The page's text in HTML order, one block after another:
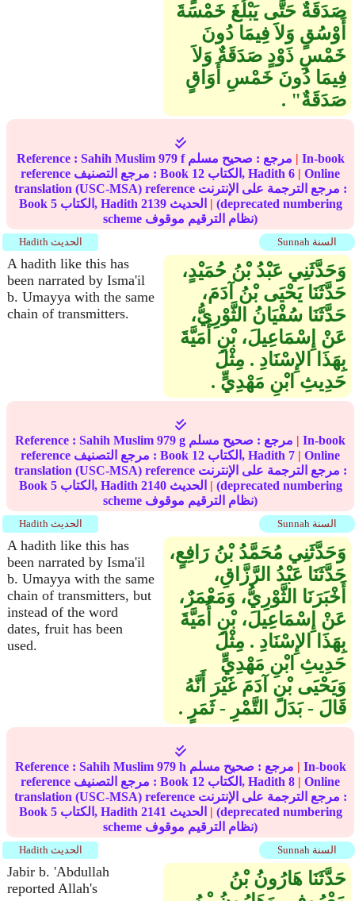
صَدَقَةٌ حَتَّى يَبْلُغَ خَمْسَةَ
أَوْسُقٍ وَلاَ فِيمَا دُونَ
خَمْسِ ذَوْدٍ صَدَقَةٌ وَلاَ
فِيمَا دُونَ خَمْسِ أَوَاقٍ
صَدَقَةٌ‏"‏ ‏.‏
Reference : Sahih Muslim 979 f مرجع : صحيح مسلم | In-book
reference مرجع التصنيف : Book 12 الكتاب, Hadith 6 | Online
translation (USC-MSA) reference مرجع الترجمة على الإنترنت :
Book 5 الكتاب, Hadith 2139 | (deprecated numbering
scheme نظام الترقيم موقوف)
Sunnah السنة Hadith الحديث
A hadith like this has
been narrated by Isma'il
b. Umayya with the same
chain of transmitters.
وَحَدَّثَنِي عَبْدُ بْنُ حُمَيْدٍ،
حَدَّثَنَا يَحْيَى بْنُ آدَمَ،
حَدَّثَنَا سُفْيَانُ الثَّوْرِيُّ،
عَنْ إِسْمَاعِيلَ، بْنِ أُمَيَّةَ
بِهَذَا الإِسْنَادِ ‏.‏ مِثْلَ
حَدِيثِ ابْنِ مَهْدِيٍّ ‏.‏
Reference : Sahih Muslim 979 g مرجع : صحيح مسلم | In-book
reference مرجع التصنيف : Book 12 الكتاب, Hadith 7 | Online
translation (USC-MSA) reference مرجع الترجمة على الإنترنت :
Book 5 الكتاب, Hadith 2140 | (deprecated numbering
scheme نظام الترقيم موقوف)
Sunnah السنة Hadith الحديث
A hadith like this has
been narrated by Isma'il
b. Umayya with the same
chain of transmitters, but
instead of the word
dates, fruit has been
used.
وَحَدَّثَنِي مُحَمَّدُ بْنُ رَافِعٍ،
حَدَّثَنَا عَبْدُ الرَّزَّاقِ،
أَخْبَرَنَا الثَّوْرِيُّ، وَمَعْمَرٌ،
عَنْ إِسْمَاعِيلَ، بْنِ أُمَيَّةَ
بِهَذَا الإِسْنَادِ ‏.‏ مِثْلَ
حَدِيثِ ابْنِ مَهْدِيٍّ
وَيَحْيَى بْنِ آدَمَ غَيْرَ أَنَّهُ
قَالَ - بَدَلَ التَّمْرِ - ثَمَرٍ ‏.‏
Reference : Sahih Muslim 979 h مرجع : صحيح مسلم | In-book
reference مرجع التصنيف : Book 12 الكتاب, Hadith 8 | Online
translation (USC-MSA) reference مرجع الترجمة على الإنترنت :
Book 5 الكتاب, Hadith 2141 | (deprecated numbering
scheme نظام الترقيم موقوف)
Sunnah السنة Hadith الحديث
Jabir b. 'Abdullah
reported Allah's
حَدَّثَنَا هَارُونُ بْنُ